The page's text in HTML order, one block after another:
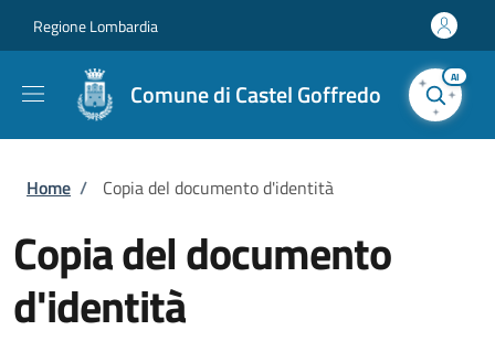
Regione Lombardia
Comune di Castel Goffredo
AI
Briciole di pane
Home / Copia del documento d'identità
Copia del documento
d'identità